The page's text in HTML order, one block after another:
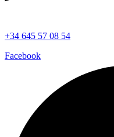
+34 645 57 08 54
Facebook